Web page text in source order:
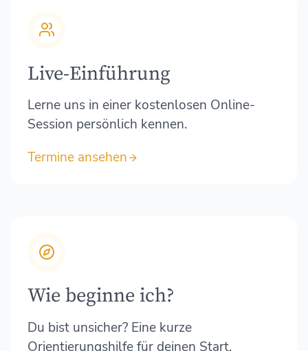
Live-Einführung
Lerne uns in einer kostenlosen Online-
Session persönlich kennen.
Termine ansehen
Wie beginne ich?
Du bist unsicher? Eine kurze
Orientierungshilfe für deinen Start.